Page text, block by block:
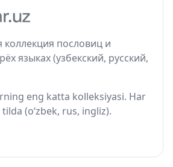
пословиц и
языках (узбекский, русский,
eng katta kolleksiyasi. Har
(o‘zbek, rus, ingliz).